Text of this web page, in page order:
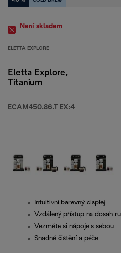
-10 % COLD BREW
Není skladem
ELETTA EXPLORE
Eletta Explore,
Titanium
ECAM450.86.T EX:4
Intuitivní barevný displej
Vzdálený přístup na dosah
Vezměte si nápoje s sebou
Snadné čištění a péče